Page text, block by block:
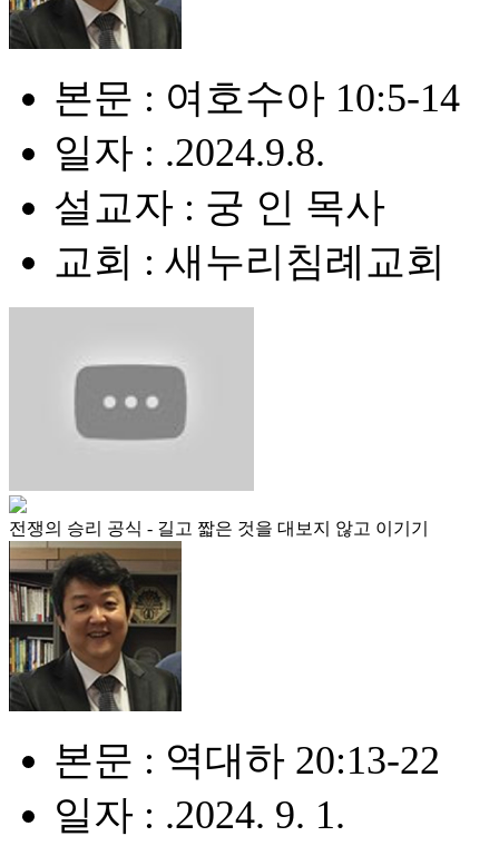
본문 : 여호수아 10:5-14
일자 : .2024.9.8.
설교자 : 궁 인 목사
교회 : 새누리침례교회
전쟁의 승리 공식 - 길고 짧은 것을 대보지 않고 이기기
본문 : 역대하 20:13-22
일자 : .2024. 9. 1.